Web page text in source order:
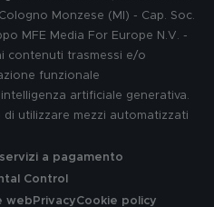
Monzese (MI) - Cap. Soc.
MFE Media For Europe N.V. -
contenuti trasmessi e/o
funzionale
artificiale generativa.
utilizzare mezzi automatizzati
a pagamento
Control
web PrivacyCookie policy